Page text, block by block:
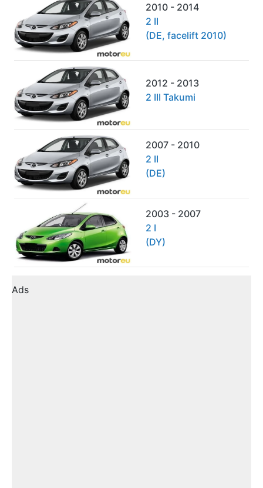
2010 - 2014
2 II
(DE, facelift 2010)
2012 - 2013
2 III Takumi
2007 - 2010
2 II
(DE)
2003 - 2007
2 I
(DY)
Ads